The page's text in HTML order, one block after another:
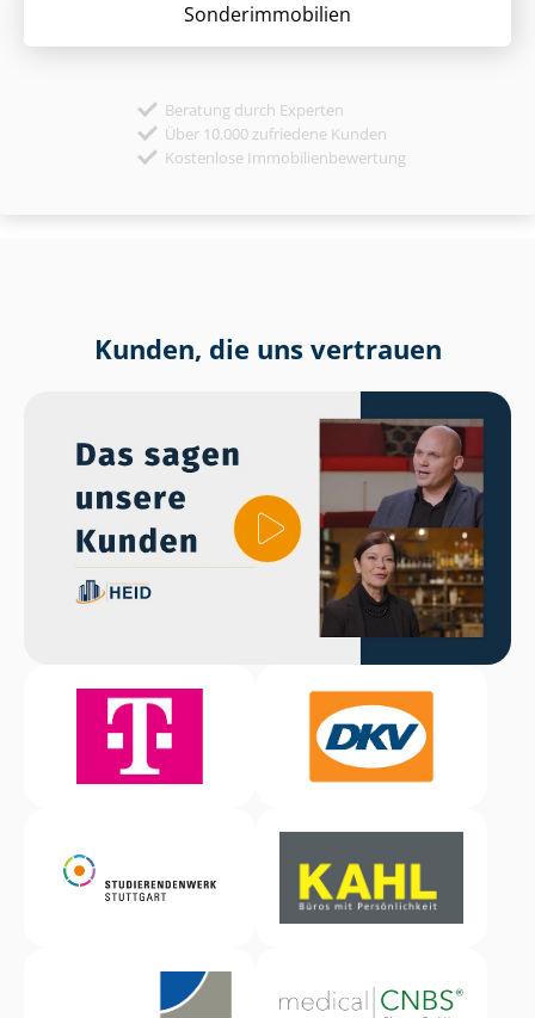
Sonder­immobilien
Beratung durch Experten
Über 10.000 zufriedene Kunden
Kostenlose Immobilienbewertung
Kunden, die uns vertrauen